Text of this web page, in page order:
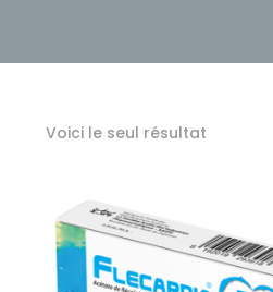
Voici le seul résultat